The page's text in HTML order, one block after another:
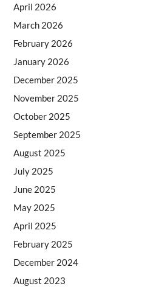
April 2026
March 2026
February 2026
January 2026
December 2025
November 2025
October 2025
September 2025
August 2025
July 2025
June 2025
May 2025
April 2025
February 2025
December 2024
August 2023